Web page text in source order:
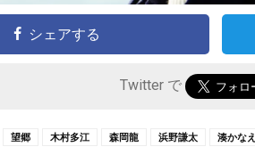
シェアする
Twitter で
望郷 木村多江 森岡龍 浜野謙太 湊かなえ